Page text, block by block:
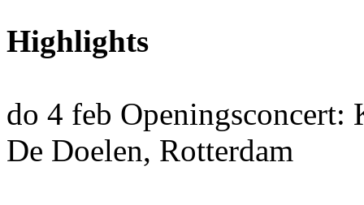
Highlights
do 4 feb
De Doelen, Rotterdam